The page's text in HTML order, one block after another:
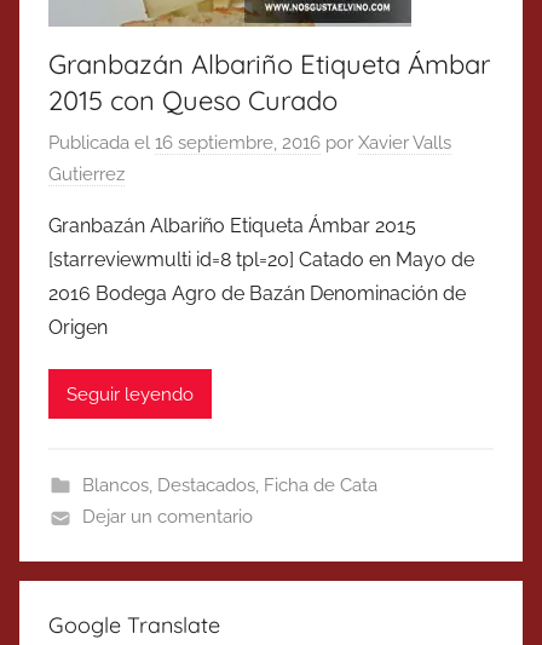
Granbazán Albariño Etiqueta Ámbar
2015 con Queso Curado
Publicada el 16 septiembre, 2016 por Xavier Valls
Gutierrez
Granbazán Albariño Etiqueta Ámbar 2015
[starreviewmulti id=8 tpl=20] Catado en Mayo de
2016 Bodega Agro de Bazán Denominación de
Origen
Seguir leyendo
Blancos, Destacados, Ficha de Cata
Dejar un comentario
Google Translate